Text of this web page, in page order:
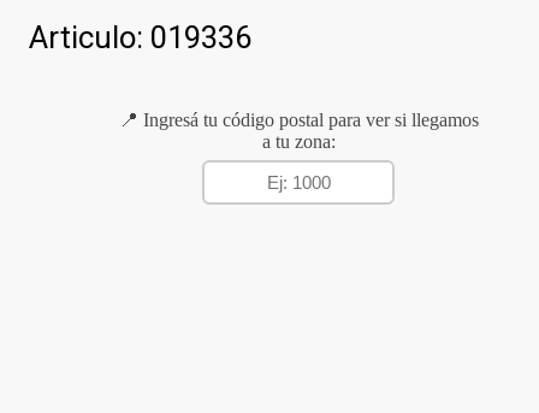
Articulo: 019336
📍 Ingresá tu código postal para ver si llegamos
a tu zona: